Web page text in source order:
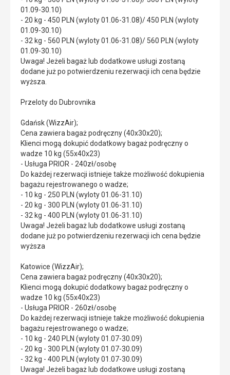
01.09-30.10)
- 20 kg - 450 PLN (wyloty 01.06-31.08)/ 450 PLN (wyloty
01.09-30.10)
- 32 kg - 560 PLN (wyloty 01.06-31.08)/ 560 PLN (wyloty
01.09-30.10)
Uwaga! Jeżeli bagaż lub dodatkowe usługi zostaną
dodane już po potwierdzeniu rezerwacji ich cena będzie
wyższa.
Przeloty do Dubrovnika
Gdańsk (WizzAir);
Cena zawiera bagaż podręczny (40x30x20);
Klienci mogą dokupić dodatkowy bagaż podręczny o
wadze 10 kg (55x40x23)
- Usługa PRIOR - 240zł/osobę
Do każdej rezerwacji istnieje także możliwość dokupienia
bagażu rejestrowanego o wadze;
- 10 kg - 250 PLN (wyloty 01.06-31.10)
- 20 kg - 300 PLN (wyloty 01.06-31.10)
- 32 kg - 400 PLN (wyloty 01.06-31.10)
Uwaga! Jeżeli bagaż lub dodatkowe usługi zostaną
dodane już po potwierdzeniu rezerwacji ich cena będzie
wyższa
Katowice (WizzAir);
Cena zawiera bagaż podręczny (40x30x20);
Klienci mogą dokupić dodatkowy bagaż podręczny o
wadze 10 kg (55x40x23)
- Usługa PRIOR - 260zł/osobę
Do każdej rezerwacji istnieje także możliwość dokupienia
bagażu rejestrowanego o wadze;
- 10 kg - 240 PLN (wyloty 01.07-30.09)
- 20 kg - 300 PLN (wyloty 01.07-30.09)
- 32 kg - 400 PLN (wyloty 01.07-30.09)
Uwaga! Jeżeli bagaż lub dodatkowe usługi zostaną